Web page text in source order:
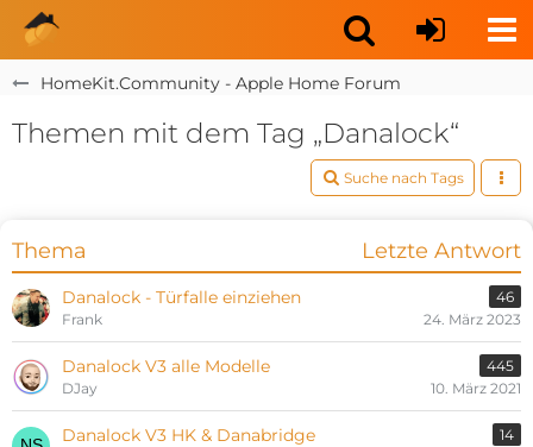
HomeKit.Community - Apple Home Forum
Themen mit dem Tag „Danalock“
Suche nach Tags
Thema Letzte Antwort
Danalock - Türfalle einziehen
46
Frank
24. März 2023
Danalock V3 alle Modelle
445
DJay
10. März 2021
Danalock V3 HK & Danabridge
14